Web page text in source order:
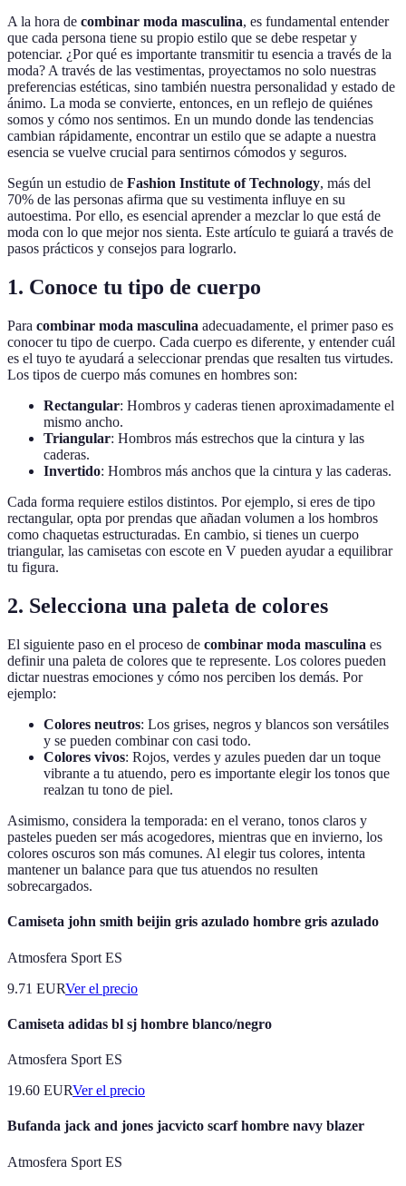
A la hora de combinar moda masculina, es fundamental entender
que cada persona tiene su propio estilo que se debe respetar y
potenciar. ¿Por qué es importante transmitir tu esencia a través de la
moda? A través de las vestimentas, proyectamos no solo nuestras
preferencias estéticas, sino también nuestra personalidad y estado de
ánimo. La moda se convierte, entonces, en un reflejo de quiénes
somos y cómo nos sentimos. En un mundo donde las tendencias
cambian rápidamente, encontrar un estilo que se adapte a nuestra
esencia se vuelve crucial para sentirnos cómodos y seguros.
Según un estudio de Fashion Institute of Technology, más del
70% de las personas afirma que su vestimenta influye en su
autoestima. Por ello, es esencial aprender a mezclar lo que está de
moda con lo que mejor nos sienta. Este artículo te guiará a través de
pasos prácticos y consejos para lograrlo.
1. Conoce tu tipo de cuerpo
Para combinar moda masculina adecuadamente, el primer paso es
conocer tu tipo de cuerpo. Cada cuerpo es diferente, y entender cuál
es el tuyo te ayudará a seleccionar prendas que resalten tus virtudes.
Los tipos de cuerpo más comunes en hombres son:
Rectangular: Hombros y caderas tienen aproximadamente el
mismo ancho.
Triangular: Hombros más estrechos que la cintura y las
caderas.
Invertido: Hombros más anchos que la cintura y las caderas.
Cada forma requiere estilos distintos. Por ejemplo, si eres de tipo
rectangular, opta por prendas que añadan volumen a los hombros
como chaquetas estructuradas. En cambio, si tienes un cuerpo
triangular, las camisetas con escote en V pueden ayudar a equilibrar
tu figura.
2. Selecciona una paleta de colores
El siguiente paso en el proceso de combinar moda masculina es
definir una paleta de colores que te represente. Los colores pueden
dictar nuestras emociones y cómo nos perciben los demás. Por
ejemplo:
Colores neutros: Los grises, negros y blancos son versátiles
y se pueden combinar con casi todo.
Colores vivos: Rojos, verdes y azules pueden dar un toque
vibrante a tu atuendo, pero es importante elegir los tonos que
realzan tu tono de piel.
Asimismo, considera la temporada: en el verano, tonos claros y
pasteles pueden ser más acogedores, mientras que en invierno, los
colores oscuros son más comunes. Al elegir tus colores, intenta
mantener un balance para que tus atuendos no resulten
sobrecargados.
Camiseta john smith beijin gris azulado hombre gris azulado
Atmosfera Sport ES
9.71 EURVer el precio
Camiseta adidas bl sj hombre blanco/negro
Atmosfera Sport ES
19.60 EURVer el precio
Bufanda jack and jones jacvicto scarf hombre navy blazer
Atmosfera Sport ES